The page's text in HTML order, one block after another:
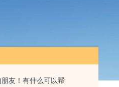
友！有什么可以帮